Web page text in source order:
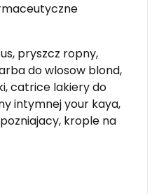
pryszcz ropny,
do wlosow blond,
catrice lakiery do
intymnej your kaya,
krople na